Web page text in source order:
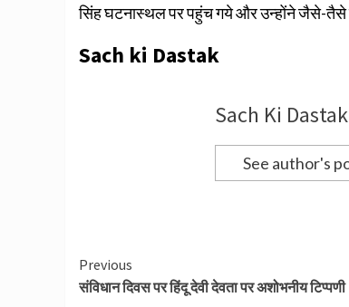
सिंह घटनास्थल पर पहुंच गये और उन्होंने जैसे-तैसे
Sach ki Dastak
Sach Ki Dastak
See author's
Continue
Reading
Previous
संविधान दिवस पर हिंदू देवी देवता पर अशोभनीय टिप्पणी